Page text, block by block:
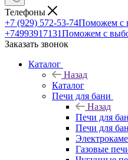
Телефоны
+7 (929) 572-53-74Поможем с
+74993917131Поможем с
Заказать звонок
Каталог
Назад
Каталог
Печи для бани
Назад
Печи для
Печи для
Газовые